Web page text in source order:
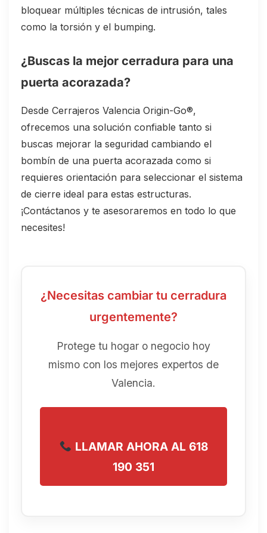
bloquear múltiples técnicas de intrusión, tales
como la torsión y el bumping.
¿Buscas la mejor cerradura para una
puerta acorazada?
Desde Cerrajeros Valencia Origin-Go®,
ofrecemos una solución confiable tanto si
buscas mejorar la seguridad cambiando el
bombín de una puerta acorazada como si
requieres orientación para seleccionar el sistema
de cierre ideal para estas estructuras.
¡Contáctanos y te asesoraremos en todo lo que
necesites!
¿Necesitas cambiar tu cerradura
urgentemente?
Protege tu hogar o negocio hoy
mismo con los mejores expertos de
Valencia.
LLAMAR AHORA AL 618
190 351